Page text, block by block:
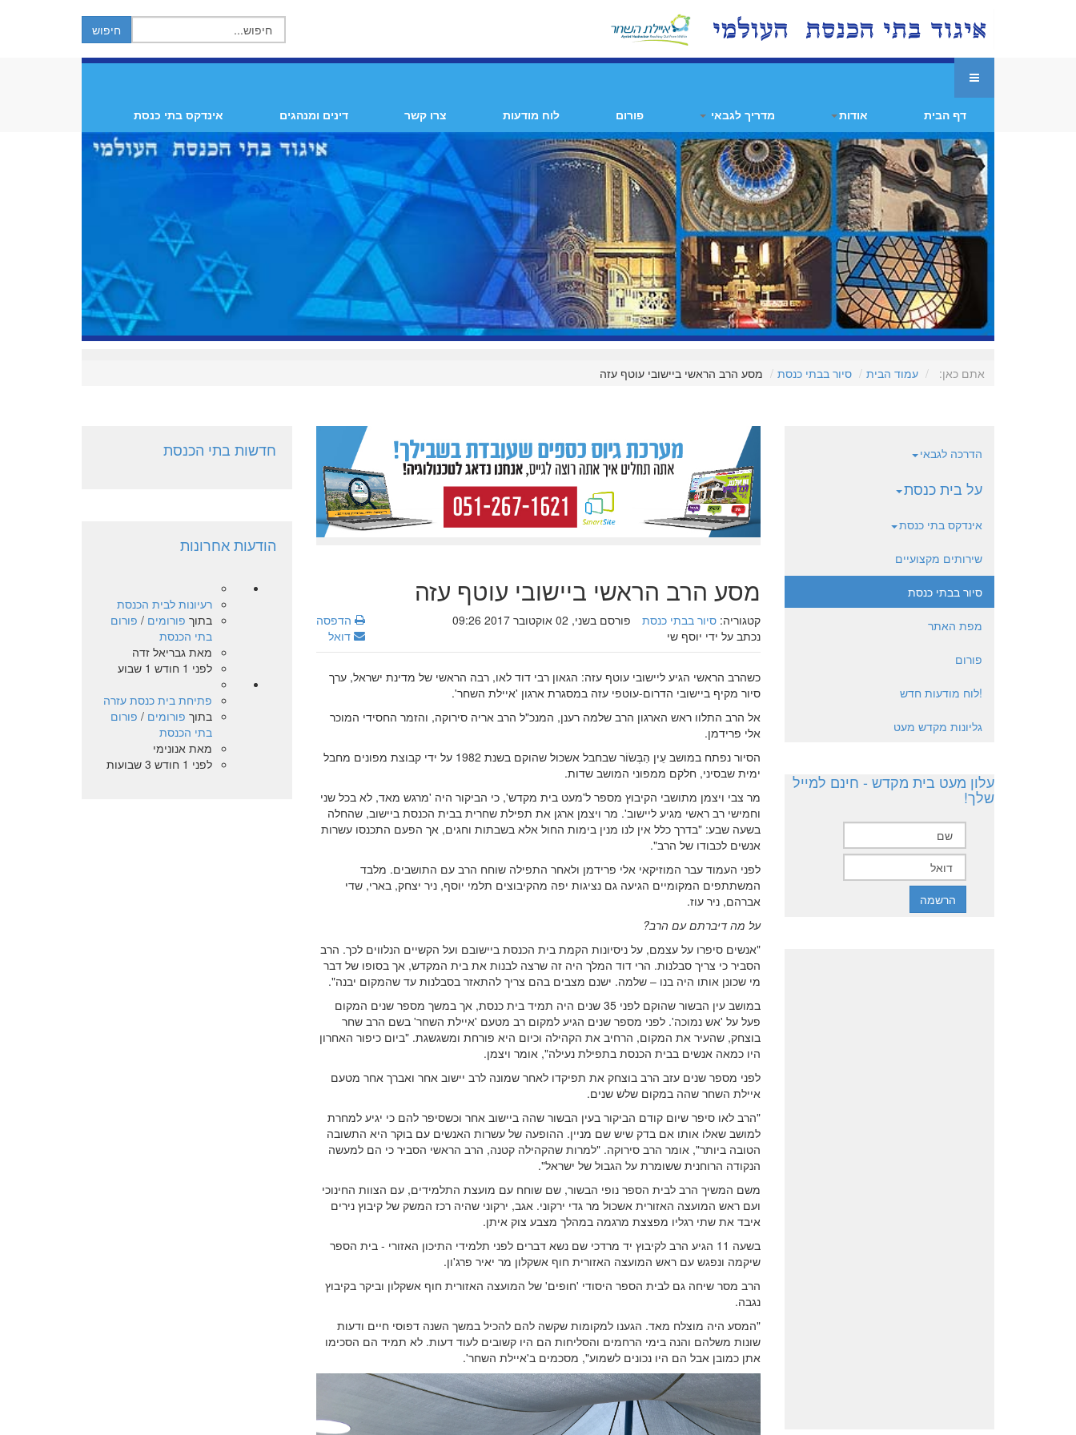
דף הבית אודות מדריך לגבאי פורום לוח מודעות צרו קשר דינים ומנהגים אינדקס בתי כנסת
אתם כאן: עמוד הבית סיור בבתי כנסת מסע הרב הראשי ביישובי עוטף עזה
מסע הרב הראשי ביישובי עוטף עזה
הדפסה
דואל
קטגוריה:סיור בבתי כנסת
פורסם בשני, 02 אוקטובר 2017 09:26
נכתב על ידי יוסף שי
כשהרב הראשי הגיע ליישובי עוטף עזה: הגאון רבי דוד לאו, רבה הראשי של מדינת ישראל, ערך
סיור מקיף ביישובי הדרום-עוטפי עזה במסגרת ארגון 'איילת השחר'.
אל הרב התלוו ראש הארגון הרב שלמה רענן, המנכ"ל הרב אריה סירוקה, והזמר החסידי המוכר
אלי פרידמן.
הסיור נפתח במושב עֵין הַבְּשׂוֹר שבחבל אשכול שהוקם בשנת 1982 על ידי קבוצת מפונים מחבל
ימית שבסיני, חלקם ממפוני המושב שדות.
מר צבי ויצמן מתושבי הקיבוץ מספר ל'מעט בית מקדש', כי הביקור היה 'מרגש מאד, לא בכל שני
וחמישי רב ראשי מגיע ליישוב'. מר ויצמן ארגן את תפילת שחרית בבית הכנסת ביישוב, שהחלה
בשעה שבע: "בדרך כלל אין לנו מנין בימות החול אלא בשבתות וחגים, אך הפעם התכנסו עשרות
אנשים לכבודו של הרב".
לפני העמוד עבר המוזיקאי אלי פרידמן ולאחר התפילה שוחח הרב עם התושבים. מלבד
המשתתפים המקומיים הגיעה גם נציגות יפה מהקיבוצים תלמי יוסף, ניר יצחק, בארי, שדי
אברהם, ניר עוז.
על מה דיברתם עם הרב?
"אנשים סיפרו על עצמם, על ניסיונות הקמת בית הכנסת ביישובם ועל הקשיים הנלווים לכך. הרב
הסביר כי צריך סבלנות. הרי דוד המלך היה זה שרצה לבנות את בית המקדש, אך בסופו של דבר
מי שכונן אותו היה בנו – שלמה. ישנם מצבים בהם צריך להתאזר בסבלנות עד שהמקום יבנה".
במושב עין הבשור שהוקם לפני 35 שנים היה תמיד בית כנסת, אך במשך מספר שנים המקום
פעל על 'אש נמוכה'. לפני מספר שנים הגיע למקום רב מטעם 'איילת השחר' בשם הרב שחר
בוצחק, שהעיר את המקום, הרחיב את הקהילה וכיום היא פורחת ומשגשגת. "ביום כיפור האחרון
היו כמאה אנשים בבית הכנסת בתפילת נעילה", אומר ויצמן.
לפני מספר שנים עזב הרב בוצחק את תפיקדו לאחר שמונה לרב יישוב אחר ואברך אחר מטעם
איילת השחר שהה במקום שלש שנים.
"הרב לאו סיפר שיום קודם הביקור בעין הבשור שהה ביישוב אחר וכשסיפר להם כי יגיע למחרת
למושב שאלו אותו אם בדק שיש שם מניין. ההופעה של עשרות האנשים עם בוקר היא התשובה
הטובה ביותר", אומר הרב סירוקה. "למרות שהקהילה קטנה, הרב הראשי הסביר כי הם למעשה
הנקודה הרוחנית ששומרת על הגבול של ישראל".
משם המשיך הרב לבית הספר נופי הבשור, שם שוחח עם מועצת התלמידים, עם הצוות החינוכי
ועם ראש המועצה האזורית אשכול מר גדי ירקוני. אגב, ירקוני שהיה רכז המשק של קיבוץ נירים
איבד את שתי רגליו מפצצת מרגמה במהלך מצבע צוק איתן.
בשעה 11 הגיע הרב לקיבוץ יד מרדכי שם נשא דברים לפני תלמידי התיכון האזורי - בית הספר
שיקמה ונפגש עם ראש המועצה האזורית חוף אשקלון מר יאיר פרג'ון.
הרב מסר שיחה גם לבית הספר היסודי 'חופים' של המועצה האזורית חוף אשקלון וביקר בקיבוץ
נגבה.
"המסע היה מוצלח מאד. הגענו למקומות שקשה להם להכיל במשך השנה דפוסי חיים ודעות
שונות משלהם והנה בימי הרחמים והסליחות הם היו קשובים לעוד דעות. לא תמיד הם הסכימו
אתן כמובן אבל הם היו נכונים לשמוע", מסכמים ב'איילת השחר'.
הדרכה לגבאי
על בית כנסת
אינדקס בתי כנסת
שירותים מקצועיים
סיור בבתי כנסת
מפת האתר
פורום
!לוח מודעות חדש
גליונות מקדש מעט
עלון מעט בית מקדש - חינם למייל
שלך!
חדשות בתי הכנסת
הודעות אחרונות
רעיונות לבית הכנסת
בתוך פורומים / פורום
בתי הכנסת
מאתגבריאל זדה
לפני 1 חודש 1 שבוע
פתיחת בית כנסת עזרה
בתוך פורומים / פורום
בתי הכנסת
מאתאנונימי
לפני 1 חודש 3 שבועות